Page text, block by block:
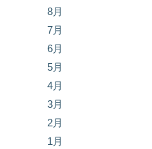
8月
7月
6月
5月
4月
3月
2月
1月